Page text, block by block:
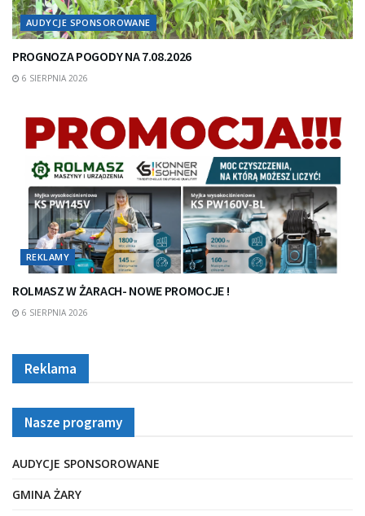
AUDYCJE SPONSOROWANE
PROGNOZA POGODY NA 7.08.2026
6 SIERPNIA 2026
REKLAMY
ROLMASZ W ŻARACH- NOWE PROMOCJE !
6 SIERPNIA 2026
Reklama
Nasze programy
AUDYCJE SPONSOROWANE
GMINA ŻARY